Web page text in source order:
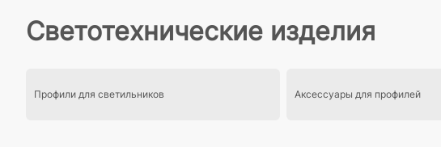
Светотехнические изделия
Профили для светильников Аксессуары для профилей